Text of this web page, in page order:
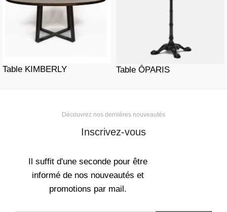
Table KIMBERLY Table ÔPARIS
Découvrez nos dernières nouveautés
Inscrivez-vous
Il suffit d'une seconde pour être
informé de nos nouveautés et
promotions par mail.